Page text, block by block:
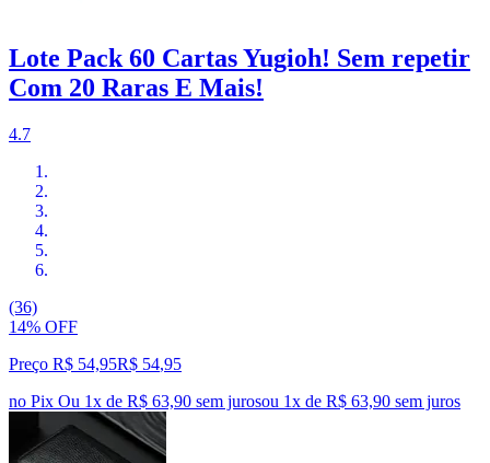
Lote Pack 60 Cartas Yugioh! Sem repetir
Com 20 Raras E Mais!
4.7
(36)
14% OFF
Preço R$ 54,95R$ 54,95
no Pix Ou 1x de R$ 63,90 sem jurosou 1x de R$ 63,90 sem juros